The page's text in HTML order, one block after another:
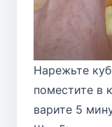
Нарежьте
поместите в
варите 5